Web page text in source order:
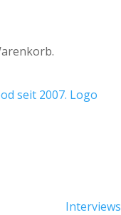
Interviews